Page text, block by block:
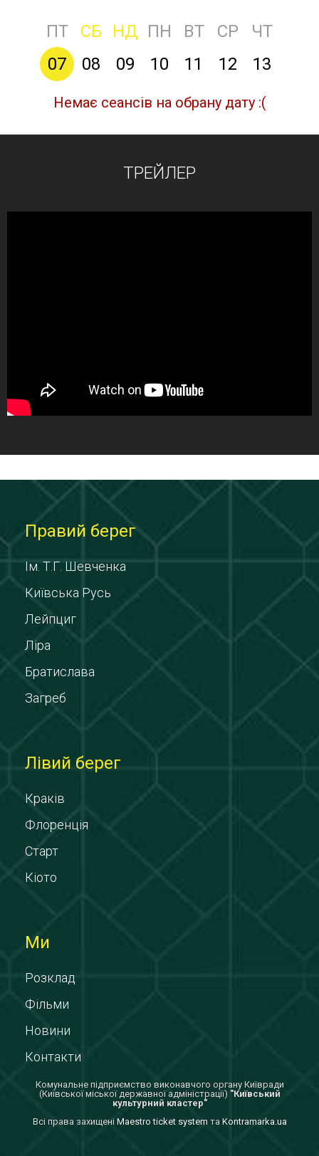
ПТ СБ НД ПН ВТ СР
ЧТ
07
08 09 10 11 12 13
Немає сеансів на обрану дату :(
ТРЕЙЛЕР
Правий берег
Ім. Т.Г. Шевченка
Київська Русь
Лейпциг
Ліра
Братислава
Загреб
Лівий берег
Краків
Флоренція
Старт
Кіото
Ми
Розклад
Фільми
Новини
Контакти
Комунальне підприємство виконавчого органу Київради
(Київської міської державної адміністрації) "Київський
культурний кластер"
Всi права захищенi Maestro ticket system та Kontramarka.ua